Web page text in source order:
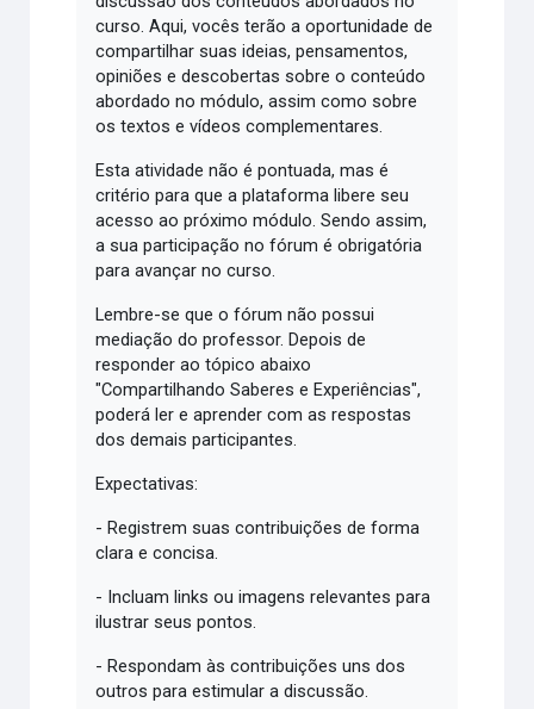
curso. Aqui, vocês terão a oportunidade de
compartilhar suas ideias, pensamentos,
opiniões e descobertas sobre o conteúdo
abordado no módulo, assim como sobre
os textos e vídeos complementares.
Esta atividade não é pontuada, mas é
critério para que a plataforma libere seu
acesso ao próximo módulo. Sendo assim,
a sua participação no fórum é obrigatória
para avançar no curso.
Lembre-se que o fórum não possui
mediação do professor. Depois de
responder ao tópico abaixo
"Compartilhando Saberes e Experiências",
poderá ler e aprender com as respostas
dos demais participantes.
Expectativas:
- Registrem suas contribuições de forma
clara e concisa.
- Incluam links ou imagens relevantes para
ilustrar seus pontos.
- Respondam às contribuições uns dos
outros para estimular a discussão.